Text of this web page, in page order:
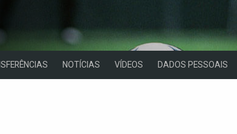
NOTÍCIAS VÍDEOS DADOS PESSOAIS